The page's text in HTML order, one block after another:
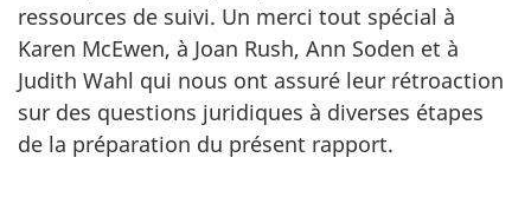
ressources de suivi. Un merci tout spécial à
Karen McEwen, à Joan Rush, Ann Soden et à
Judith Wahl qui nous ont assuré leur rétroaction
sur des questions juridiques à diverses étapes
de la préparation du présent rapport.